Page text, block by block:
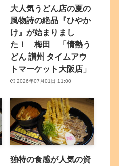
大人気うどん店の夏の
風物詩の絶品『ひやか
け』が始まりまし
た！ 梅田 「情熱う
どん 讃州 タイムアウ
トマーケット大阪店」
2026年07月01日 11:00
独特の食感が人気の資